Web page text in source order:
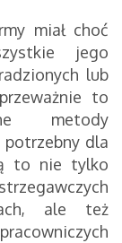
miał choć
jego
lub
to
metody
potrzebny dla
to nie tylko
ale też